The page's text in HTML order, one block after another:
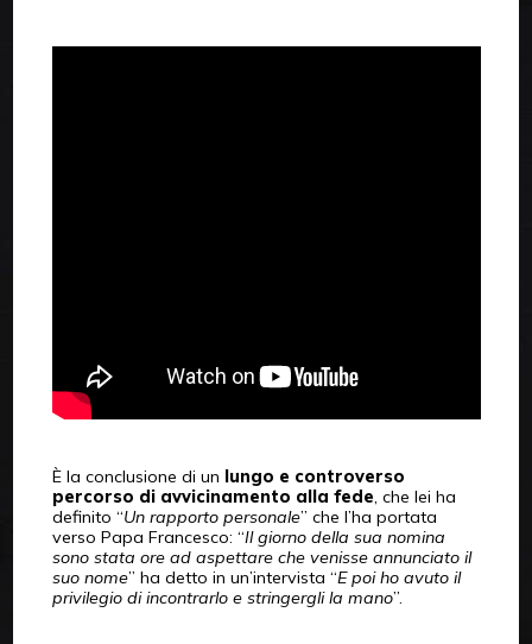
È la conclusione di un lungo e controverso
percorso di avvicinamento alla fede, che lei ha
definito “Un rapporto personale” che l’ha portata
verso Papa Francesco: “Il giorno della sua nomina
sono stata ore ad aspettare che venisse annunciato il
suo nome” ha detto in un’intervista “E poi ho avuto il
privilegio di incontrarlo e stringergli la mano”.